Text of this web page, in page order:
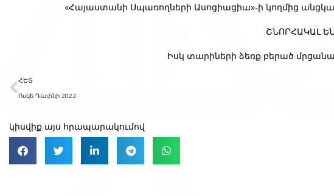
«Հայաստանի Սպառողների Ասոցիացիա»-ի կողմից
ՇՆՈՐՀԱԿԱԼ
Իսկ տարիների ձեռք բերած
ՀԵՏ
Ոսկե Դափնի 2022
կիսվիք այս հրապարակումով